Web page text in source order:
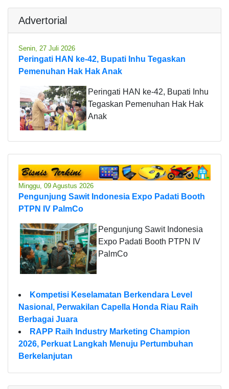
Advertorial
Senin, 27 Juli 2026
Peringati HAN ke-42, Bupati Inhu Tegaskan
Pemenuhan Hak Hak Anak
Peringati HAN ke-42, Bupati Inhu
Tegaskan Pemenuhan Hak Hak
Anak
Minggu, 09 Agustus 2026
Pengunjung Sawit Indonesia Expo Padati Booth
PTPN IV PalmCo
Pengunjung Sawit Indonesia
Expo Padati Booth PTPN IV
PalmCo
Kompetisi Keselamatan Berkendara Level
Nasional, Perwakilan Capella Honda Riau Raih
Berbagai Juara
RAPP Raih Industry Marketing Champion
2026, Perkuat Langkah Menuju Pertumbuhan
Berkelanjutan